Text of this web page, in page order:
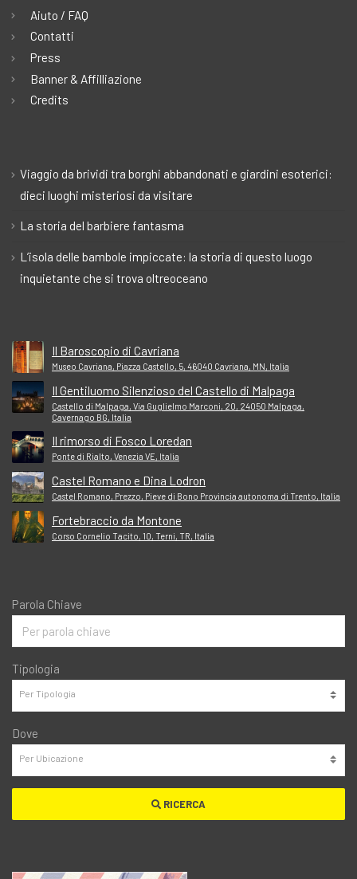
Aiuto / FAQ
Contatti
Press
Banner & Affilliazione
Credits
Viaggio da brividi tra borghi abbandonati e giardini esoterici:
dieci luoghi misteriosi da visitare
La storia del barbiere fantasma
L’isola delle bambole impiccate: la storia di questo luogo
inquietante che si trova oltreoceano
Il Baroscopio di Cavriana
Museo Cavriana, Piazza Castello, 5, 46040 Cavriana, MN, Italia
Il Gentiluomo Silenzioso del Castello di Malpaga
Castello di Malpaga, Via Guglielmo Marconi, 20, 24050 Malpaga,
Cavernago BG, Italia
Il rimorso di Fosco Loredan
Ponte di Rialto, Venezia VE, Italia
Castel Romano e Dina Lodron
Castel Romano, Prezzo, Pieve di Bono Provincia autonoma di Trento, Italia
Fortebraccio da Montone
Corso Cornelio Tacito, 10, Terni, TR, Italia
Parola Chiave
Tipologia
Dove
RICERCA